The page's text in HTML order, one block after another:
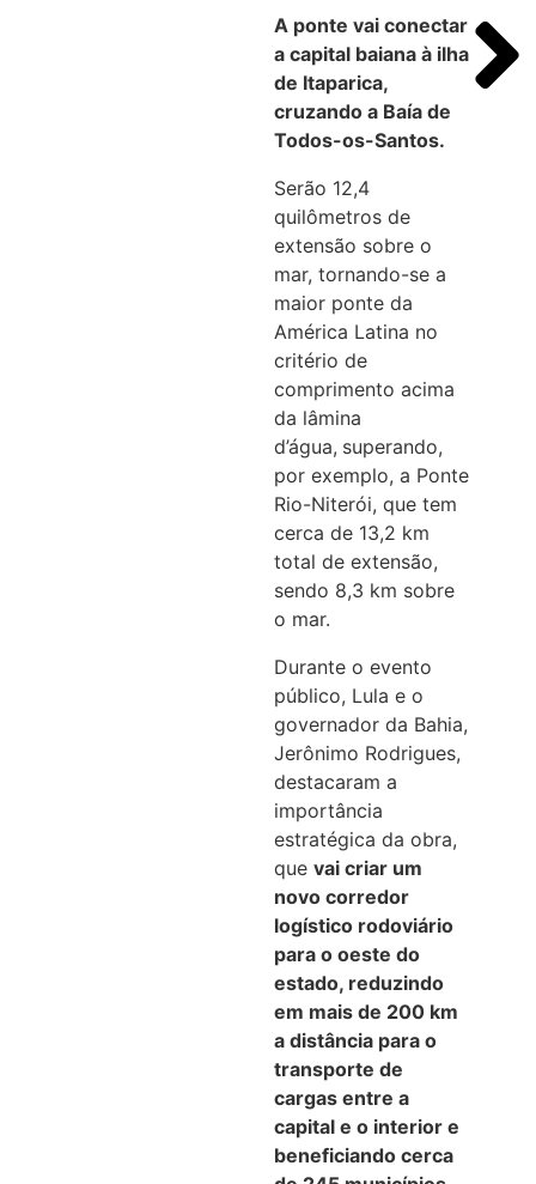
A ponte vai conectar
a capital baiana à ilha
de Itaparica,
cruzando a Baía de
Todos-os-Santos.
Serão 12,4
quilômetros de
extensão sobre o
mar, tornando-se a
maior ponte da
América Latina no
critério de
comprimento acima
da lâmina
d’água, superando,
por exemplo, a Ponte
Rio-Niterói, que tem
cerca de 13,2 km
total de extensão,
sendo 8,3 km sobre
o mar.
Durante o evento
público, Lula e o
governador da Bahia,
Jerônimo Rodrigues,
destacaram a
importância
estratégica da obra,
quevai criar um
novo corredor
logístico rodoviário
para o oeste do
estado, reduzindo
em mais de 200 km
a distância para o
transporte de
cargas entre a
capital e o interior e
beneficiando cerca